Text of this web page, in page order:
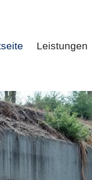
Leistungen
Startseite